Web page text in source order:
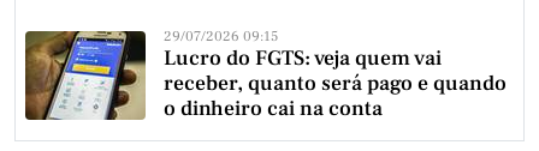
29/07/2026 09:15
Lucro do FGTS: veja quem vai
receber, quanto será pago e quando
o dinheiro cai na conta